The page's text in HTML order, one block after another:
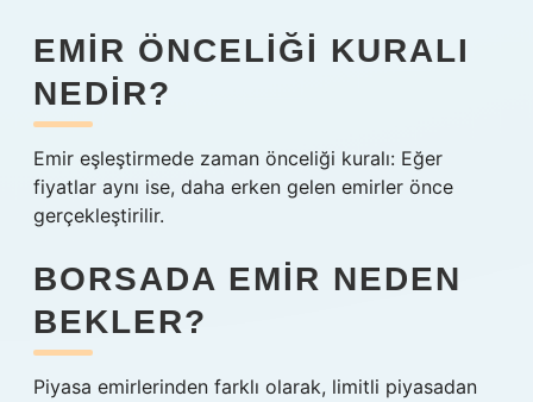
EMIR ÖNCELIĞI KURALI
NEDIR?
Emir eşleştirmede zaman önceliği kuralı: Eğer
fiyatlar aynı ise, daha erken gelen emirler önce
gerçekleştirilir.
BORSADA EMIR NEDEN
BEKLER?
Piyasa emirlerinden farklı olarak, limitli piyasadan